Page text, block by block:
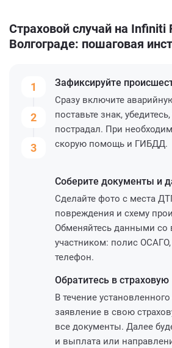
Страховой случай на Infiniti
Волгограде: пошаговая
1
2
3
Зафиксируйте
Сразу включите
поставьте знак,
пострадал. При
скорую помощь и ГИБДД.
Соберите документы и
Сделайте фото с места
повреждения и схему
Обменяйтесь данными со
участником: полис
телефон.
Обратитесь в страховую
В течение
заявление в свою
все документы. Далее
и выплата или